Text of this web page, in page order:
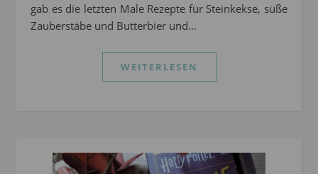
gab es die letzten Male Rezepte für Steinkekse, süße
Zauberstäbe und Butterbier und…
WEITERLESEN